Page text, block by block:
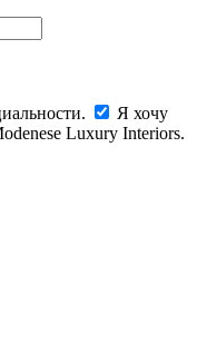
Я хочу
Luxury Interiors.